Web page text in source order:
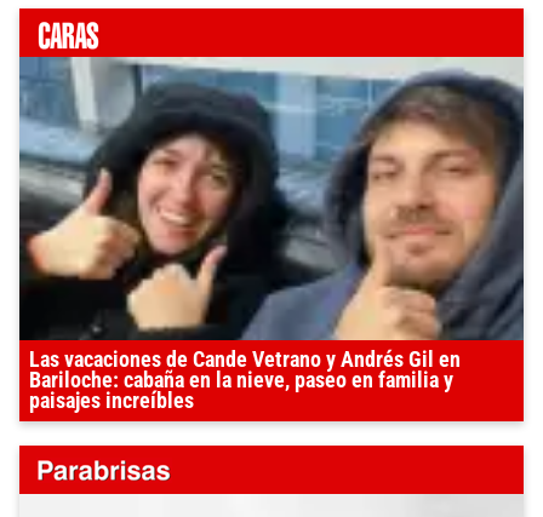
Las vacaciones de Cande Vetrano y Andrés Gil en
Bariloche: cabaña en la nieve, paseo en familia y
paisajes increíbles